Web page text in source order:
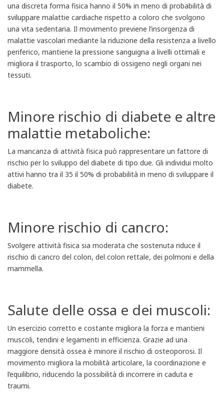
una discreta forma fisica hanno il 50% in meno di probabilità di
sviluppare malattie cardiache rispetto a coloro che svolgono
una vita sedentaria. Il movimento previene l’insorgenza di
malattie vascolari mediante la riduzione della resistenza a livello
periferico, mantiene la pressione sanguigna a livelli ottimali e
migliora il trasporto, lo scambio di ossigeno negli organi nei
tessuti.
Minore rischio di diabete e altre
malattie metaboliche:
La mancanza di attività fisica può rappresentare un fattore di
rischio per lo sviluppo del diabete di tipo due. Gli individui molto
attivi hanno tra il 35 il 50% di probabilità in meno di sviluppare il
diabete.
Minore rischio di cancro:
Svolgere attività fisica sia moderata che sostenuta riduce il
rischio di cancro del colon, del colon rettale, dei polmoni e della
mammella.
Salute delle ossa e dei muscoli:
Un esercizio corretto e costante migliora la forza e mantieni
muscoli, tendini e legamenti in efficienza. Grazie ad una
maggiore densità ossea è minore il rischio di osteoporosi. Il
movimento migliora la mobilità articolare, la coordinazione e
l’equilibrio, riducendo la possibilità di incorrere in caduta e
traumi.